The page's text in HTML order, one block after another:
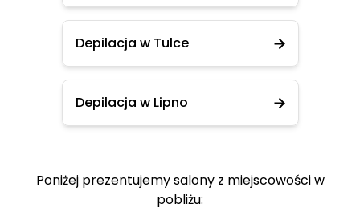
Depilacja w Tulce
Depilacja w Lipno
Poniżej prezentujemy salony z miejscowości w
pobliżu: